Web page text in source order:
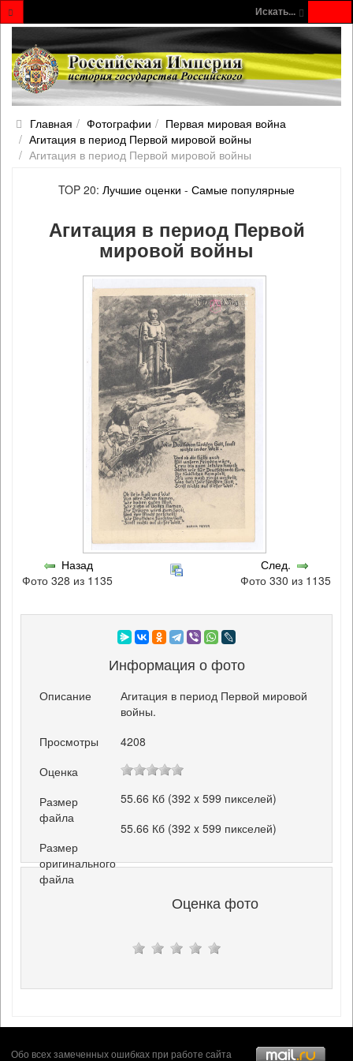
Искать...
Главная Фотографии
Первая мировая война
Агитация в период Первой мировой войны
Агитация в период Первой мировой войны
TOP 20: Лучшие оценки - Самые популярные
Агитация в период Первой
мировой войны
Назад
Фото 328 из 1135
След.
Фото 330 из 1135
Информация о фото
Описание
Агитация в период Первой мировой
войны.
Просмотры
4208
Оценка
Размер
файла
55.66 Кб (392 x 599 пикселей)
Размер
оригинального
файла
55.66 Кб (392 x 599 пикселей)
Оценка фото
Обо всех замеченных ошибках при работе сайта